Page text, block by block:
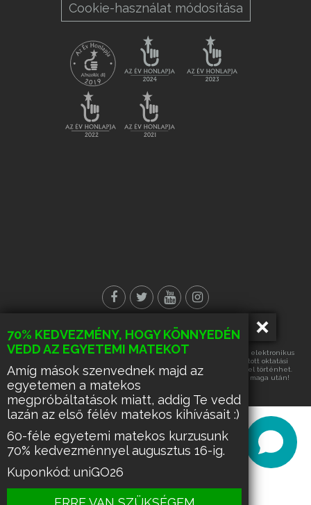
70% KEDVEZMÉNY, HOGY KÖNNYEDÉN
VEDD AZ EGYETEMI MATEKOT
Amíg mások szenvednek majd az
egyetemen a matekos
megpróbáltatások miatt, addig Te vedd
lazán az első félév matekos kihívásait :)
60-féle egyetemi matekos kurzusunk
70% kedvezménnyel augusztus 16-ig.
Kuponkód: uniGO26
Cookie-használat módosítása
© Minden jog fenntartva!
Az oldalon található tartalmak részének vagy egészének másolása, elektronikus
úton történő tárolása vagy továbbítása, harmadik fél számára nyújtott oktatási
célra való hasznosítása kizárólag az üzemeltető írásos engedélyével történhet.
Ennek hiányában a felsorolt tevékenységek űzése büntetést von maga után!